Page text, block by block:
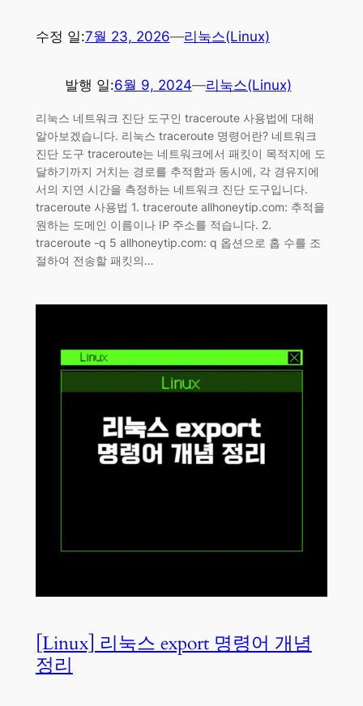
수정 일:7월 23, 2026—리눅스(Linux)
발행 일:6월 9, 2024—리눅스(Linux)
리눅스 네트워크 진단 도구인 traceroute 사용법에 대해
알아보겠습니다. 리눅스 traceroute 명령어란? 네트워크
진단 도구 traceroute는 네트워크에서 패킷이 목적지에 도
달하기까지 거치는 경로를 추적함과 동시에, 각 경유지에
서의 지연 시간을 측정하는 네트워크 진단 도구입니다.
traceroute 사용법 1. traceroute allhoneytip.com: 추적을
원하는 도메인 이름이나 IP 주소를 적습니다. 2.
traceroute -q 5 allhoneytip.com: q 옵션으로 홉 수를 조
절하여 전송할 패킷의…
[Linux] 리눅스 export 명령어 개념
정리